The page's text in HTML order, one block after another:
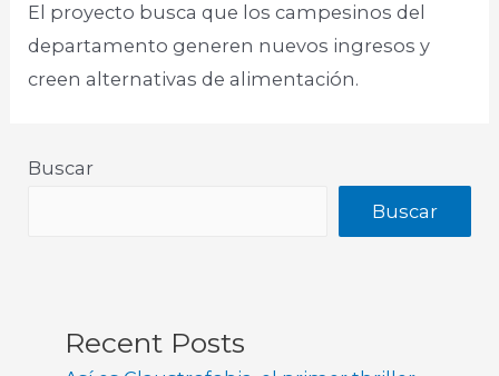
El proyecto busca que los campesinos del
departamento generen nuevos ingresos y
creen alternativas de alimentación.
Buscar
Buscar
Recent Posts